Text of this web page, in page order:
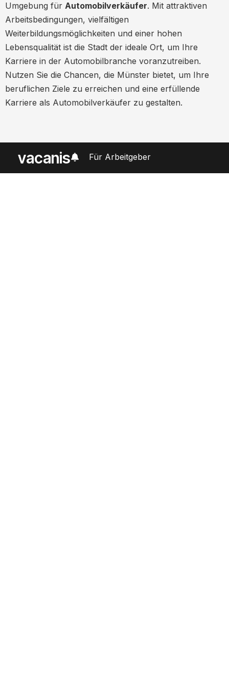
Umgebung für Automobilverkäufer. Mit attraktiven
Arbeitsbedingungen, vielfältigen
Weiterbildungsmöglichkeiten und einer hohen
Lebensqualität ist die Stadt der ideale Ort, um Ihre
Karriere in der Automobilbranche voranzutreiben.
Nutzen Sie die Chancen, die Münster bietet, um Ihre
beruflichen Ziele zu erreichen und eine erfüllende
Karriere als Automobilverkäufer zu gestalten.
vacanis Für Arbeitgeber